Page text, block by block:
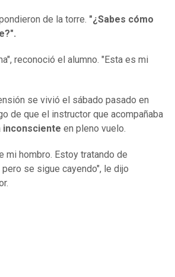
de la torre. "¿Sabes cómo
".
reconoció el alumno. "Esta es mi
se vivió el sábado pasado en
de que el instructor que acompañaba
inconsciente en pleno vuelo.
mi hombro. Estoy tratando de
se sigue cayendo", le dijo